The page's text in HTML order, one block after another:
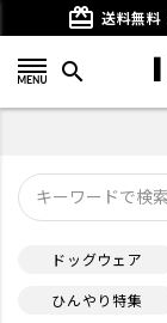
card_giftcard 送料無料
search
ドッグウェア
ひんやり特集